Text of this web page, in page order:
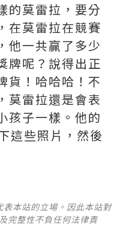
的莫雷拉，要分
在莫雷拉在競賽
他一共贏了多少
牌呢？說得出正
貨！哈哈哈！不
莫雷拉還是會表
孩子一樣。他的
這些照片，然後
本站的立場。因此本站對
完整性不負任何法律責